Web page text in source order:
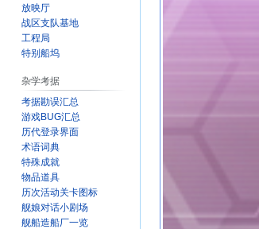
放映厅
战区支队基地
工程局
特别船坞
杂学考据
考据勘误汇总
游戏BUG汇总
历代登录界面
术语词典
特殊成就
物品道具
历次活动关卡图标
舰娘对话小剧场
舰船造船厂一览